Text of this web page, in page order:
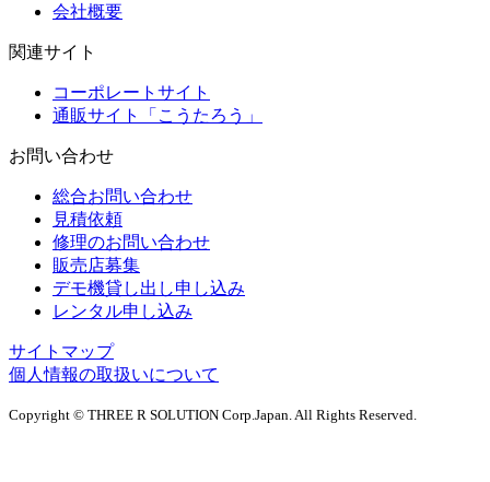
会社概要
関連サイト
コーポレートサイト
通販サイト「こうたろう」
お問い合わせ
総合お問い合わせ
見積依頼
修理のお問い合わせ
販売店募集
デモ機貸し出し申し込み
レンタル申し込み
サイトマップ
個人情報の取扱いについて
Copyright © THREE R SOLUTION Corp.Japan. All Rights Reserved.